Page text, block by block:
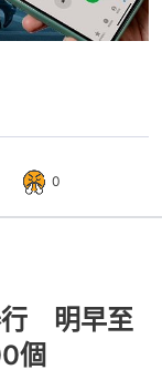
0
行 明早至
個